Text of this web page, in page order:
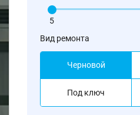
5
Вид ремонта
Черновой
Под ключ